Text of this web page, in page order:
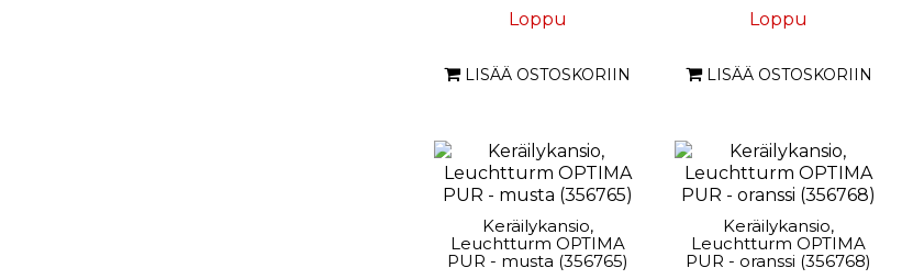
Loppu
LISÄÄ OSTOSKORIIN
Loppu
LISÄÄ OSTOSKORIIN
Keräilykansio,
Leuchtturm OPTIMA
PUR - musta (356765)
Keräilykansio,
Leuchtturm OPTIMA
PUR - oranssi (356768)